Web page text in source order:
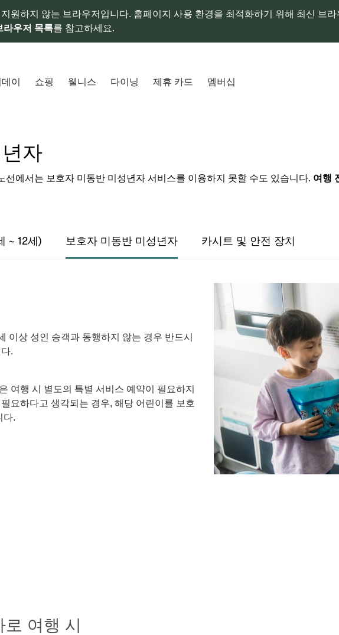
지원하지 않는 브라우저입니다. 홈페이지 사용 환경을 최적화하기 위해 최신 브라
라우저 목록를 참고하세요.
이 쇼핑 웰니스 다이닝 제휴 카드 멤버십
자
선에서는 보호자 미동반 미성년자 서비스를 이용하지 못할 수도 있습니다. 여행
~ 12세) 보호자 미동반 미성년자 카시트 및 안전 장치
이상 성인 승객과 동행하지 않는 경우 반드시
.
여행 시 별도의 특별 서비스 예약이 필요하지
요하다고 생각되는 경우, 해당 어린이를 보호
다.
여행 시